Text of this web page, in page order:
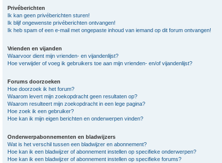
Privéberichten
Ik kan geen privéberichten sturen!
Ik blijf ongewenste privéberichten ontvangen!
Ik heb spam of een e-mail met ongepaste inhoud van iemand op dit forum ontvangen!
Vrienden en vijanden
Waarvoor dient mijn vrienden- en vijandenlijst?
Hoe verwijder of voeg ik gebruikers toe aan mijn vrienden- en/of vijandenlijst?
Forums doorzoeken
Hoe doorzoek ik het forum?
Waarom levert mijn zoekopdracht geen resultaten op?
Waarom resulteert mijn zoekopdracht in een lege pagina?
Hoe zoek ik een gebruiker?
Hoe kan ik mijn eigen berichten en onderwerpen vinden?
Onderwerpabonnementen en bladwijzers
Wat is het verschil tussen een bladwijzer en abonnement?
Hoe kan ik een bladwijzer of abonnement instellen op specifieke onderwerpen?
Hoe kan ik een bladwijzer of abonnement instellen op specifieke forums?